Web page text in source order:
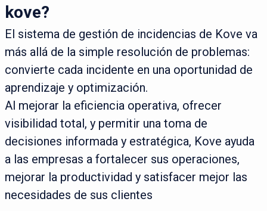
kove?
El sistema de gestión de incidencias de Kove va
más allá de la simple resolución de problemas:
convierte cada incidente en una oportunidad de
aprendizaje y optimización.
Al mejorar la eficiencia operativa, ofrecer
visibilidad total, y permitir una toma de
decisiones informada y estratégica, Kove ayuda
a las empresas a fortalecer sus operaciones,
mejorar la productividad y satisfacer mejor las
necesidades de sus clientes